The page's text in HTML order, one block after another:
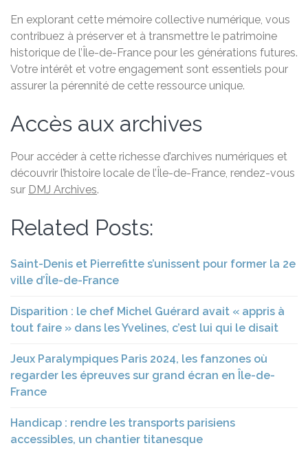
En explorant cette mémoire collective numérique, vous
contribuez à préserver et à transmettre le patrimoine
historique de l’Île-de-France pour les générations futures.
Votre intérêt et votre engagement sont essentiels pour
assurer la pérennité de cette ressource unique.
Accès aux archives
Pour accéder à cette richesse d’archives numériques et
découvrir l’histoire locale de l’Île-de-France, rendez-vous
sur DMJ Archives.
Related Posts:
Saint-Denis et Pierrefitte s’unissent pour former la 2e
ville d’Île-de-France
Disparition : le chef Michel Guérard avait « appris à
tout faire » dans les Yvelines, c’est lui qui le disait
Jeux Paralympiques Paris 2024, les fanzones où
regarder les épreuves sur grand écran en Île-de-
France
Handicap : rendre les transports parisiens
accessibles, un chantier titanesque